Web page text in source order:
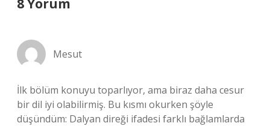
8 Yorum
Mesut
İlk bölüm konuyu toparlıyor, ama biraz daha cesur
bir dil iyi olabilirmiş. Bu kısmı okurken şöyle
düşündüm: Dalyan direği ifadesi farklı bağlamlarda